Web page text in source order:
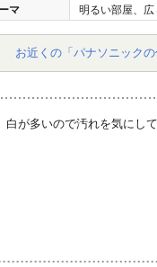
マ
明るい部屋、広
お近くの「パナソニック
が多いので汚れを気にし